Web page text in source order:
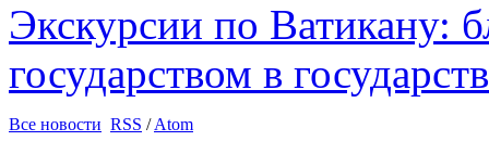
Экскурсии по Ватикану:
государством в
Все новости RSS /Atom